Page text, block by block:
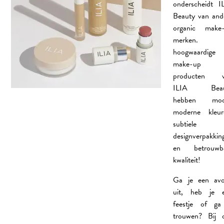
ILIA Beauty
Humanohair
VACATURES
onderscheidt
Beauty van
organic
merken.
hoogwaardige
make-up
producten
ILIA
hebben
moderne
subtiele
en
kwaliteit!
Ga je een
uit, heb je
feestje of
trouwen? Bij